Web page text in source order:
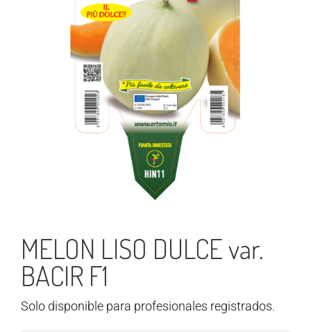
MELON LISO DULCE var.
BACIR F1
Solo disponible para profesionales registrados.